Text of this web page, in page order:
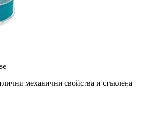
механични свойства и стъклена